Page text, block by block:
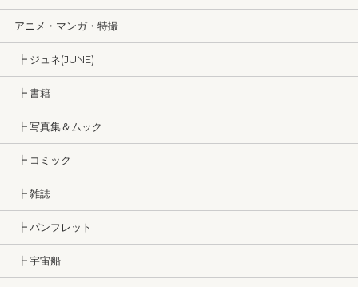
アニメ・マンガ・特撮
┣ ジュネ(JUNE)
┣ 書籍
┣ 写真集＆ムック
┣ コミック
┣ 雑誌
┣ パンフレット
┣ 宇宙船